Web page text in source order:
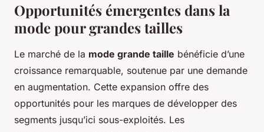
Opportunités émergentes dans la
mode pour grandes tailles
Le marché de la mode grande taille bénéficie d’une
croissance remarquable, soutenue par une demande
en augmentation. Cette expansion offre des
opportunités pour les marques de développer des
segments jusqu’ici sous-exploités. Les